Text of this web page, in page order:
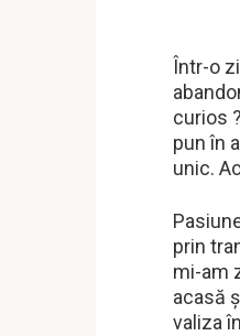
Într-o
curios
pun în
unic.
prin
mi-am
acasă
valiza